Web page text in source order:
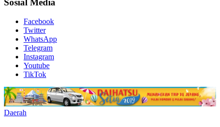
Sosial Media
Facebook
Twitter
WhatsApp
Telegram
Instagram
Youtube
TikTok
Daerah